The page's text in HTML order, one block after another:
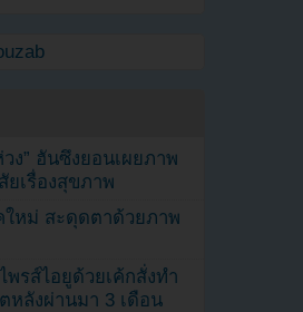
ง” ฮันซึงยอนเผยภาพ
เรื่องสุขภาพ
หม่ สะดุดตาด้วยภาพ
รส์ไอยูด้วยเค้กสั่งทำ
หลังผ่านมา 3 เดือน